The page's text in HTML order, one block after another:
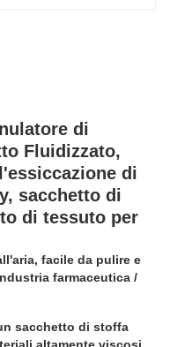
di
Fluidizzato,
di
sacchetto di
di tessuto per
facile da pulire e
farmaceutica /
sacchetto di stoffa